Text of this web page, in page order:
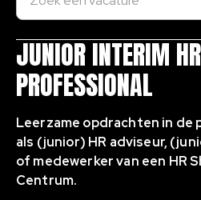
JUNIOR INTERIM HR
PROFESSIONAL
Leerzame opdrachten in
als (junior) HR adviseur,
of medewerker van een HR
Centrum.